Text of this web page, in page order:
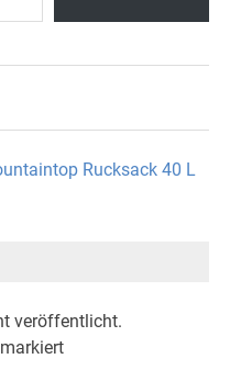
Rucksack 40 L
veröffentlicht.
markiert